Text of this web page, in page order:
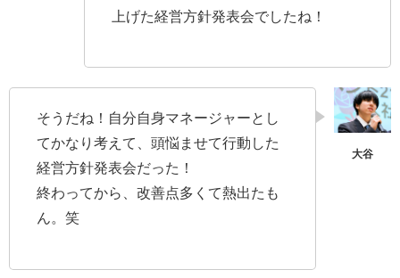
上げた経営方針発表会でしたね！
そうだね！自分自身マネージャーとし
てかなり考えて、頭悩ませて行動した
経営方針発表会だった！
終わってから、改善点多くて熱出たも
ん。笑